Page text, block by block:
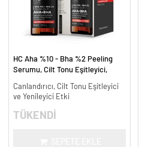
HC Aha %10 - Bha %2 Peeling
Serumu, Cilt Tonu Eşitleyici,
Canlandırıcı, Cilt Tonu Eşitleyici
ve Yenileyici Etki
TÜKENDİ